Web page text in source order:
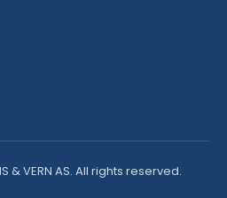
& VERN AS. All rights reserved.